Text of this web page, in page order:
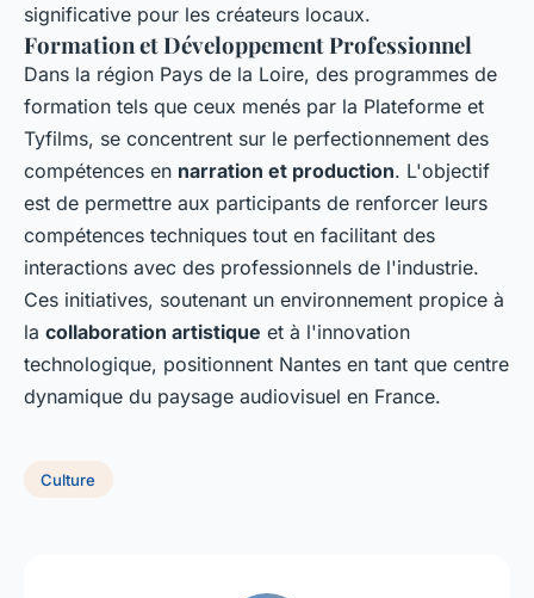
significative pour les créateurs locaux.
Formation et Développement Professionnel
Dans la région Pays de la Loire, des programmes de
formation tels que ceux menés par la Plateforme et
Tyfilms, se concentrent sur le perfectionnement des
compétences en narration et production. L'objectif
est de permettre aux participants de renforcer leurs
compétences techniques tout en facilitant des
interactions avec des professionnels de l'industrie.
Ces initiatives, soutenant un environnement propice à
la collaboration artistique et à l'innovation
technologique, positionnent Nantes en tant que centre
dynamique du paysage audiovisuel en France.
Culture